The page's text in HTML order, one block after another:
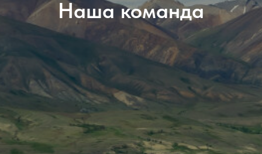
Наша команда